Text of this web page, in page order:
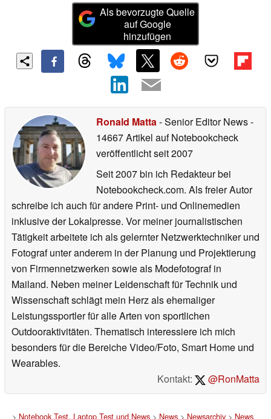
Als bevorzugte Quelle
auf Google
hinzufügen
Ronald Matta- Senior Editor News-
14667 Artikel auf Notebookcheck
veröffentlichtseit 2007
Seit 2007 bin ich Redakteur bei
Notebookcheck.com. Als freier Autor
schreibe ich auch für andere Print- und Onlinemedien
inklusive der Lokalpresse. Vor meiner journalistischen
Tätigkeit arbeitete ich als gelernter Netzwerktechniker und
Fotograf unter anderem in der Planung und Projektierung
von Firmennetzwerken sowie als Modefotograf in
Mailand. Neben meiner Leidenschaft für Technik und
Wissenschaft schlägt mein Herz als ehemaliger
Leistungssportler für alle Arten von sportlichen
Outdooraktivitäten. Thematisch interessiere ich mich
besonders für die Bereiche Video/Foto, Smart Home und
Wearables.
Kontakt:
@RonMatta
> Notebook Test, Laptop Test und News> News> Newsarchiv> News